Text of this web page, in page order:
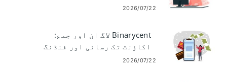
2026/07/22
Binarycent لاگ ان اور جمع:
اکاؤنٹ تک رسائی اور فنڈنگ
2026/07/22